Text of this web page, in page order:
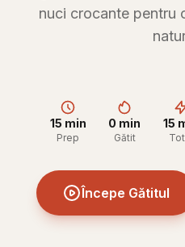
nuci crocante pentru
15 min
Prep
0 min
Gătit
15
Începe Gătitul